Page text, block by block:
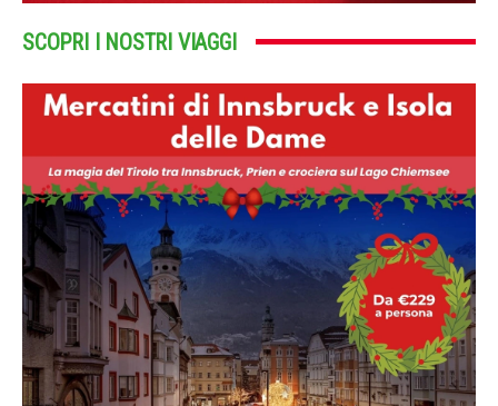
SCOPRI I NOSTRI VIAGGI